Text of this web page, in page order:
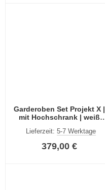
Garderoben Set Projekt X |
mit Hochschrank | weiß
Lieferzeit: 5-7 Werktage
379,00 €